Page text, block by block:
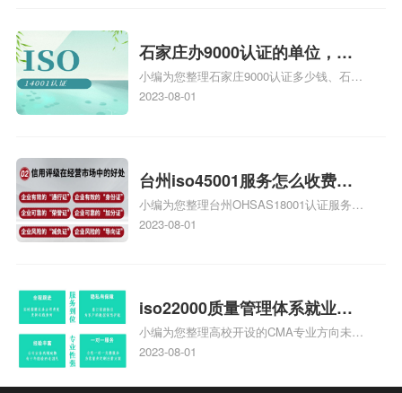
体系认证知识，详情可查看下方正文！
石家庄办9000认证的单位，石
家庄9000认证的公司
小编为您整理石家庄9000认证多少钱、石家
庄9000认证价格多少钱、石家庄9000认证
2023-08-01
台州iso45001服务怎么收费，
台州iso45001认证服务怎么收
费
小编为您整理台州OHSAS18001认证服务中
心哪家收费便宜、台州ISO9000认证，哪个
标准是什么相关iso体系认证知识，详情可
查看下方正文！
2023-08-01
iso22000质量管理体系就业方
向，质量管理与认证就业方向
小编为您整理高校开设的CMA专业方向未来
就业前景及就业方向如何、cma就业方向有
2023-08-01